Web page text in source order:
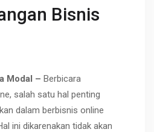
Bisnis
Modal – Berbicara
salah satu hal penting
dalam berbisnis online
ini dikarenakan tidak akan